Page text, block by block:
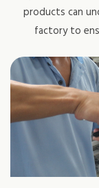
products can
factory to